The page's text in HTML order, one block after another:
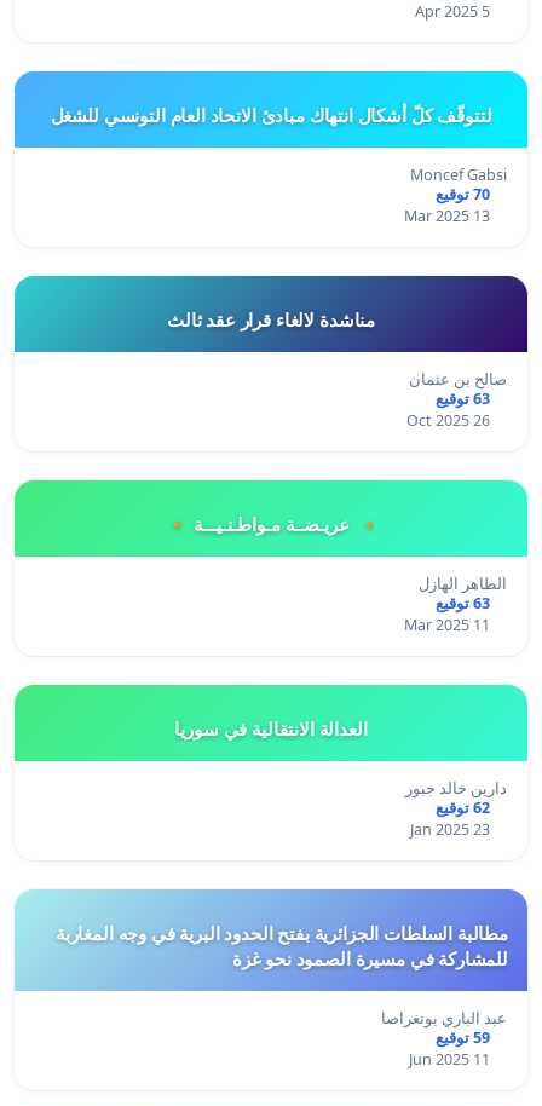
5 Apr 2025
لتتوقّف كلّ أشكال انتهاك مبادئ الاتحاد العام التونسي للشغل
Moncef Gabsi
70 توقيع
13 Mar 2025
مناشدة لالغاء قرار عقد ثالث
صالح بن عثمان
63 توقيع
26 Oct 2025
🔸 عريـضــة مـواطـنـيـــة 🔸
الطاهر الهازل
63 توقيع
11 Mar 2025
العدالة الانتقالية في سوريا
دارين خالد جبور
62 توقيع
23 Jan 2025
مطالبة السلطات الجزائرية بفتح الحدود البرية في وجه المغاربة
للمشاركة في مسيرة الصمود نحو غزة
عبد الباري بوتغراصا
59 توقيع
11 Jun 2025